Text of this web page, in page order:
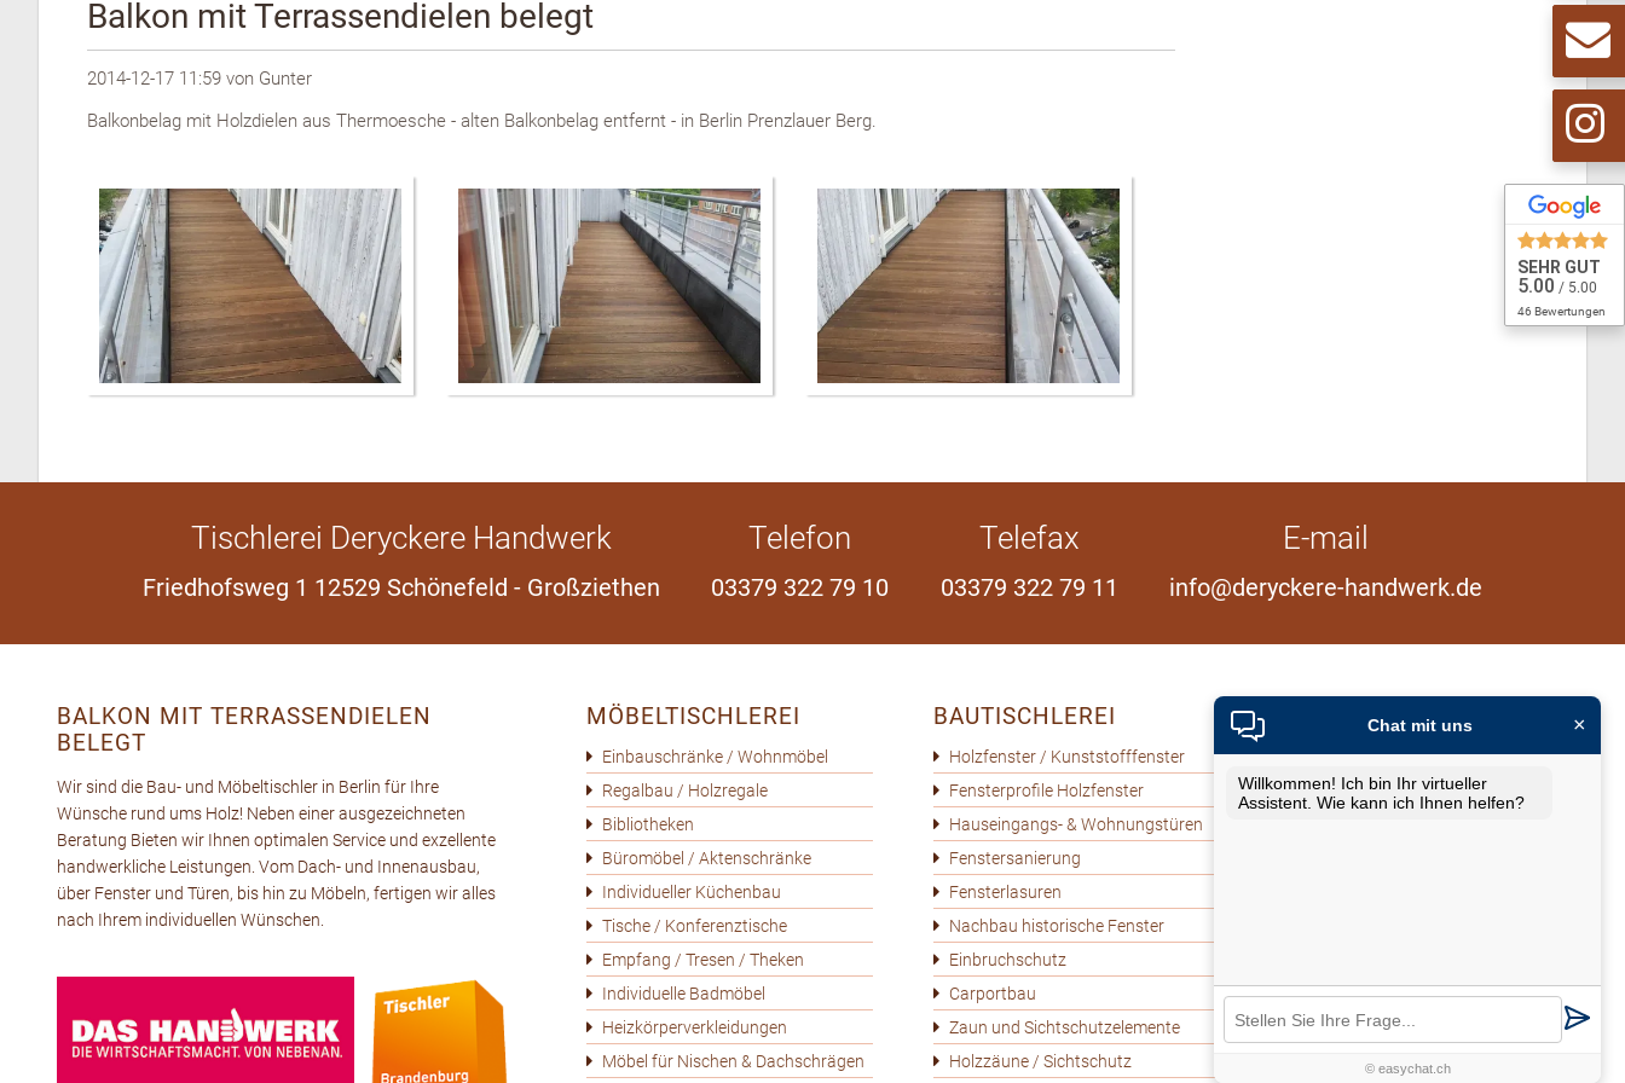
Balkon mit Terrassendielen belegt
2014-12-17 11:59 von Gunter
Balkonbelag mit Holzdielen aus Thermoesche - alten Balkonbelag entfernt - in Berlin Prenzlauer Berg.
Tischlerei Deryckere Handwerk
Friedhofsweg 1 12529 Schönefeld - Großziethen
Telefon
03379 322 79 10
Telefax
03379 322 79 11
E-mail
info@deryckere-handwerk.de
BALKON MIT TERRASSENDIELEN
BELEGT
Wir sind die Bau- und Möbeltischler in Berlin für Ihre
Wünsche rund ums Holz! Neben einer ausgezeichneten
Beratung Bieten wir Ihnen optimalen Service und exzellente
handwerkliche Leistungen. Vom Dach- und Innenausbau,
über Fenster und Türen, bis hin zu Möbeln, fertigen wir alles
nach Ihrem individuellen Wünschen.
MÖBELTISCHLEREI
Einbauschränke / Wohnmöbel
Regalbau / Holzregale
Bibliotheken
Büromöbel / Aktenschränke
Individueller Küchenbau
Tische / Konferenztische
Empfang / Tresen / Theken
Individuelle Badmöbel
Heizkörper­verkleidungen
Möbel für Nischen & Dachschrägen
BAUTISCHLEREI
Holzfenster / Kunststofffenster
Fensterprofile Holzfenster
Hauseingangs- & Wohnungstüren
Fenstersanierung
Fensterlasuren
Nachbau historische Fenster
Einbruchschutz
Carportbau
Zaun und Sichtschutzelemente
Holzzäune / Sichtschutz
TERASSENBAU
Holzterrassen
WPC-Terrassen
SEHR GUT
5.00 / 5.00
46 Bewertungen
Chat mit uns ×
Willkommen! Ich bin Ihr virtueller
Assistent. Wie kann ich Ihnen helfen?
© easychat.ch